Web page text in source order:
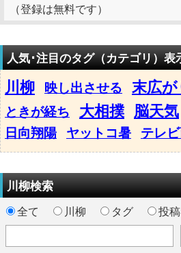
（登録は無料です）
人気･注目のタグ（カテゴリ）表
川柳 映し出させる 末広が
ときが経ち 大相撲 脳天気
日向翔陽
ヤットコ暑 テレ
川柳検索
全て 川柳 タグ 投